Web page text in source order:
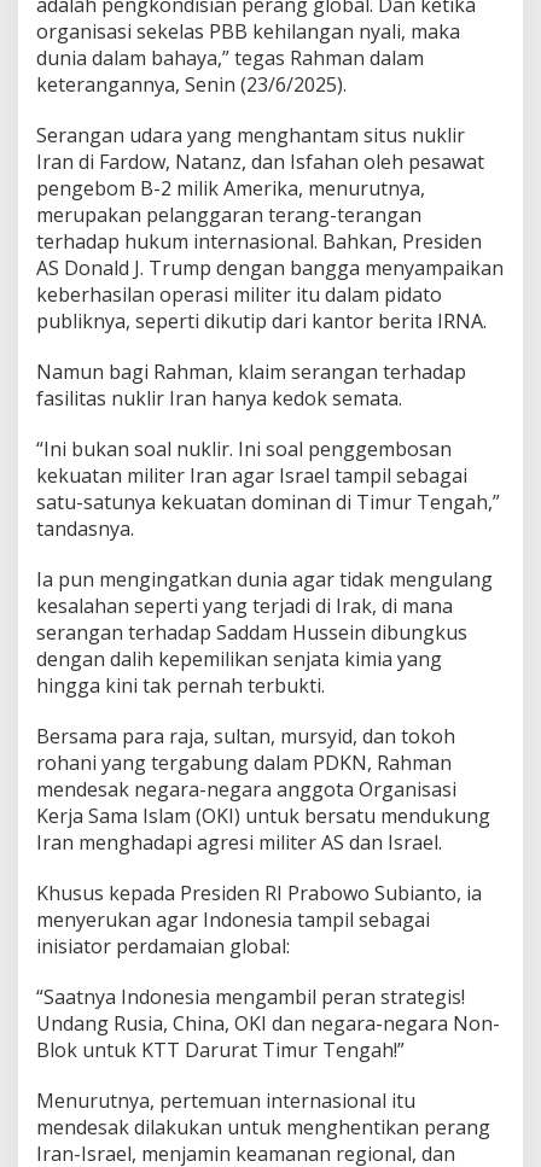
i
s
a
P
c
u
P
e
r
a
n
D
u
i
a
I
,
I
n
e
s
i
H
r
u
s
B
e
i
n
d
a
!
adalah pengkondisian perang global. Dan ketika
organisasi sekelas PBB kehilangan nyali, maka
dunia dalam bahaya,” tegas Rahman dalam
keterangannya, Senin (23/6/2025).
Serangan udara yang menghantam situs nuklir
Iran di Fardow, Natanz, dan Isfahan oleh pesawat
pengebom B-2 milik Amerika, menurutnya,
merupakan pelanggaran terang-terangan
terhadap hukum internasional. Bahkan, Presiden
AS Donald J. Trump dengan bangga menyampaikan
keberhasilan operasi militer itu dalam pidato
publiknya, seperti dikutip dari kantor berita IRNA.
Namun bagi Rahman, klaim serangan terhadap
fasilitas nuklir Iran hanya kedok semata.
“Ini bukan soal nuklir. Ini soal penggembosan
kekuatan militer Iran agar Israel tampil sebagai
satu-satunya kekuatan dominan di Timur Tengah,”
tandasnya.
Ia pun mengingatkan dunia agar tidak mengulang
kesalahan seperti yang terjadi di Irak, di mana
serangan terhadap Saddam Hussein dibungkus
dengan dalih kepemilikan senjata kimia yang
hingga kini tak pernah terbukti.
Bersama para raja, sultan, mursyid, dan tokoh
rohani yang tergabung dalam PDKN, Rahman
mendesak negara-negara anggota Organisasi
Kerja Sama Islam (OKI) untuk bersatu mendukung
Iran menghadapi agresi militer AS dan Israel.
Khusus kepada Presiden RI Prabowo Subianto, ia
menyerukan agar Indonesia tampil sebagai
inisiator perdamaian global:
“Saatnya Indonesia mengambil peran strategis!
Undang Rusia, China, OKI dan negara-negara Non-
Blok untuk KTT Darurat Timur Tengah!”
Menurutnya, pertemuan internasional itu
mendesak dilakukan untuk menghentikan perang
Iran-Israel, menjamin keamanan regional, dan